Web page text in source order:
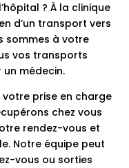
? À la clinique
d’un transport vers
sommes à votre
vos transports
médecin.
votre prise en charge
chez vous
rendez-vous et
Notre équipe peut
vous ou sorties